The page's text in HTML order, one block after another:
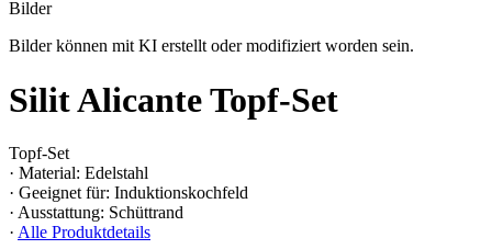
Bilder
Bilder können mit KI erstellt oder modifiziert worden sein.
Silit Alicante Topf-Set
Topf-Set
· Material: Edelstahl
· Geeignet für: Induktionskochfeld
· Ausstattung: Schüttrand
· Alle Produktdetails